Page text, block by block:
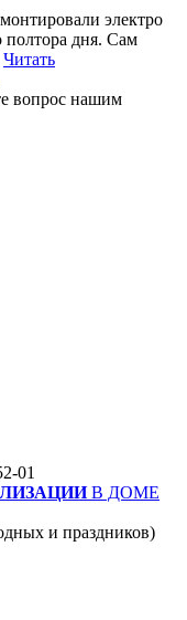
электро
дня. Сам
Читать
вопрос нашим
01
В ДОМЕ
и праздников)